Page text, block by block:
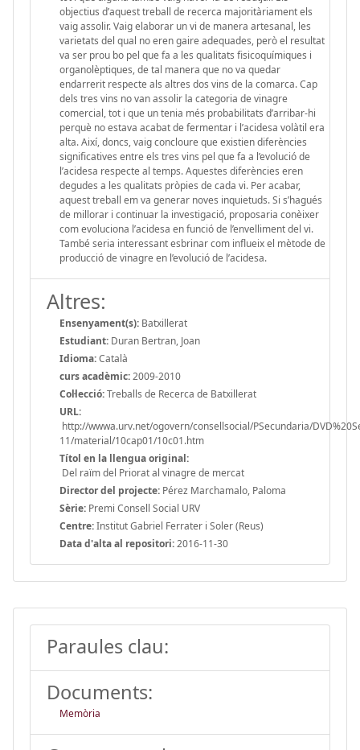
objectius d’aquest treball de recerca majoritàriament els
vaig assolir. Vaig elaborar un vi de manera artesanal, les
varietats del qual no eren gaire adequades, però el resultat
va ser prou bo pel que fa a les qualitats fisicoquímiques i
organolèptiques, de tal manera que no va quedar
endarrerit respecte als altres dos vins de la comarca. Cap
dels tres vins no van assolir la categoria de vinagre
comercial, tot i que un tenia més probabilitats d’arribar-hi
perquè no estava acabat de fermentar i l’acidesa volàtil era
alta. Així, doncs, vaig concloure que existien diferències
significatives entre els tres vins pel que fa a l’evolució de
l’acidesa respecte al temps. Aquestes diferències eren
degudes a les qualitats pròpies de cada vi. Per acabar,
aquest treball em va generar noves inquietuds. Si s’hagués
de millorar i continuar la investigació, proposaria conèixer
com evoluciona l’acidesa en funció de l’envelliment del vi.
També seria interessant esbrinar com influeix el mètode de
producció de vinagre en l’evolució de l’acidesa.
Altres:
Ensenyament(s): Batxillerat
Estudiant: Duran Bertran, Joan
Idioma:Català
curs acadèmic:2009-2010
Col·lecció:Treballs de Recerca de Batxillerat
URL:
http://wwwa.urv.net/ogovern/consellsocial/PSecundaria/
11/material/10cap01/10c01.htm
Títol en la llengua original:
Del raïm del Priorat al vinagre de mercat
Director del projecte: Pérez Marchamalo, Paloma
Sèrie: Premi Consell Social URV
Centre:Institut Gabriel Ferrater i Soler (Reus)
Data d'alta al repositori:2016-11-30
Paraules clau:
Documents:
Memòria